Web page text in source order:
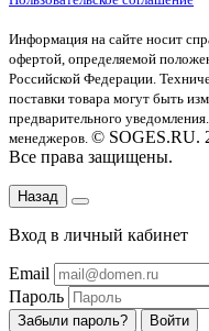
Информация на сайте носит
офертой, определяемой
Российской Федерации.
поставки товара могут быть
предварительного
менеджеров. © SOGES.RU.
Все права защищены.
Назад
Вход в личный кабинет
Email
Пароль
Забыли пароль?
Войти